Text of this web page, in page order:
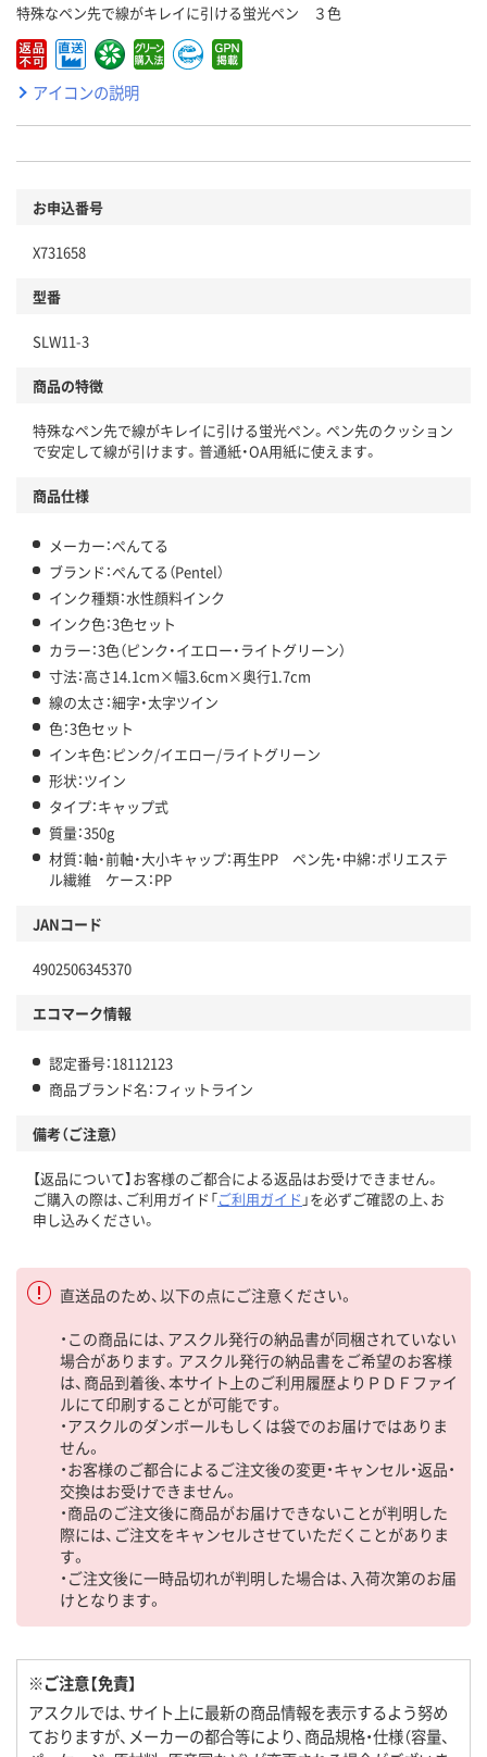
特殊なペン先で線がキレイに引ける蛍光ペン ３色
アイコンの説明
お申込番号
X731658
型番
SLW11-3
商品の特徴
特殊なペン先で線がキレイに引ける蛍光ペン。ペン先のクッション
で安定して線が引けます。普通紙・OA用紙に使えます。
商品仕様
メーカー：ぺんてる
ブランド：ぺんてる（Pentel）
インク種類：水性顔料インク
インク色：3色セット
カラー：3色（ピンク・イエロー・ライトグリーン）
寸法：高さ14.1cm×幅3.6cm×奥行1.7cm
線の太さ：細字・太字ツイン
色：3色セット
インキ色：ピンク/イエロー/ライトグリーン
形状：ツイン
タイプ：キャップ式
質量：350g
材質：軸・前軸・大小キャップ：再生PP ペン先・中綿：ポリエステ
ル繊維 ケース：PP
JANコード
4902506345370
エコマーク情報
認定番号：18112123
商品ブランド名：フィットライン
備考（ご注意）
【返品について】お客様のご都合による返品はお受けできません。
ご購入の際は、ご利用ガイド「ご利用ガイド 」を必ずご確認の上、お
申し込みください。
直送品のため、以下の点にご注意ください。
・この商品には、アスクル発行の納品書が同梱されていない
場合があります。アスクル発行の納品書をご希望のお客様
は、商品到着後、本サイト上のご利用履歴よりＰＤＦファイ
ルにて印刷することが可能です。
・アスクルのダンボールもしくは袋でのお届けではありま
せん。
・お客様のご都合によるご注文後の変更・キャンセル・返品・
交換はお受けできません。
・商品のご注文後に商品がお届けできないことが判明した
際には、ご注文をキャンセルさせていただくことがありま
す。
・ご注文後に一時品切れが判明した場合は、入荷次第のお届
けとなります。
※ご注意【免責】
アスクルでは、サイト上に最新の商品情報を表示するよう努め
ておりますが、メーカーの都合等により、商品規格・仕様（容量、